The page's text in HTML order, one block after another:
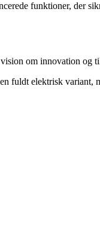
funktioner, der
vision om innovation
fuldt elektrisk